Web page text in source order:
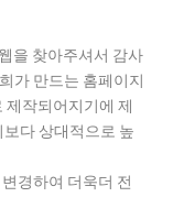
을 찾아주셔서 감사
가 만드는 홈페이지
제작되어지기에 제
다 상대적으로 높
경하여 더욱더 전